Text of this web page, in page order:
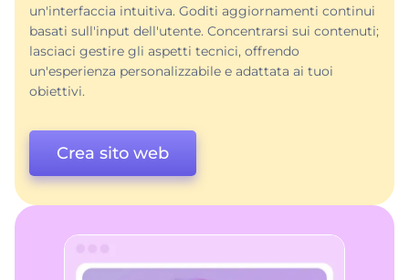
un'interfaccia intuitiva. Goditi aggiornamenti continui
basati sull'input dell'utente. Concentrarsi sui contenuti;
lasciaci gestire gli aspetti tecnici, offrendo
un'esperienza personalizzabile e adattata ai tuoi
obiettivi.
Crea sito web